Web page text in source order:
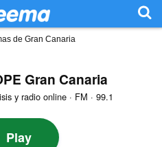
de Gran Canaria
Gran Canaria
y radio online · FM · 99.1
Play